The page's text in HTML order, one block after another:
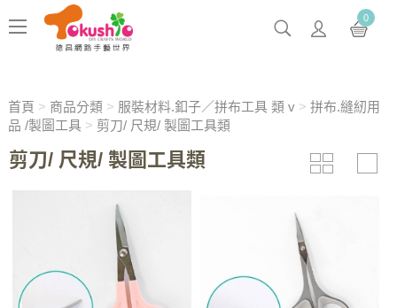
0
首頁 > 商品分類> 服裝材料.釦子／拼布工具 類 v> 拼布.縫紉用
品 /製圖工具> 剪刀/ 尺規/ 製圖工具類
剪刀/ 尺規/ 製圖工具類